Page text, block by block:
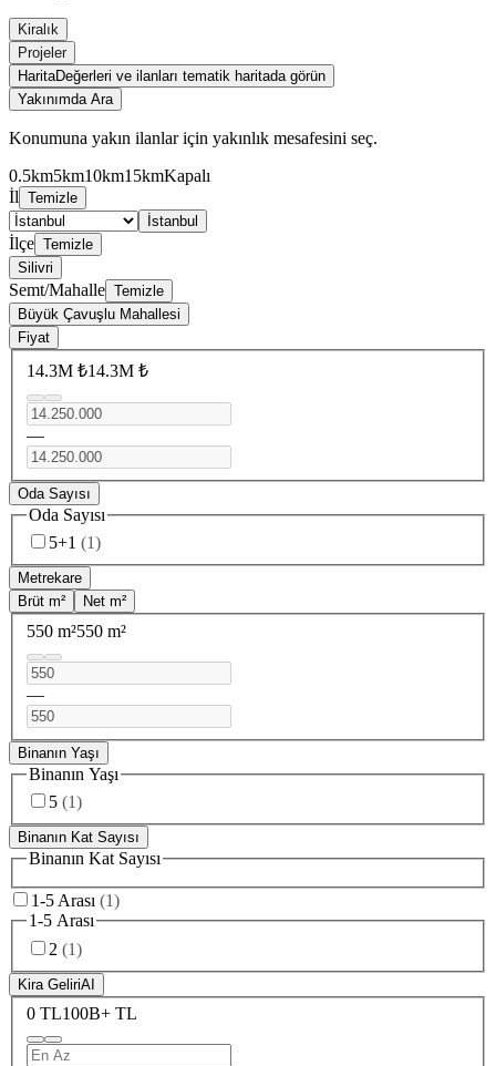
Kiralık
Projeler
HaritaDeğerleri ve ilanları tematik haritada görün
Yakınımda Ara
Konumuna yakın ilanlar için yakınlık mesafesini seç.
0.5km5km10km15kmKapalı
İl Temizle
İstanbul
İlçe Temizle
Silivri
Semt/Mahalle Temizle
Büyük Çavuşlu Mahallesi
Fiyat
14.3M ₺14.3M ₺
—
Oda Sayısı
Oda Sayısı
5+1 (1)
Metrekare
Brüt m²
Net m²
550 m²550 m²
—
Binanın Yaşı
Binanın Yaşı
5 (1)
Binanın Kat Sayısı
Binanın Kat Sayısı
1-5 Arası (1)
1-5 Arası
2 (1)
Kira GeliriAI
0 TL100B+ TL